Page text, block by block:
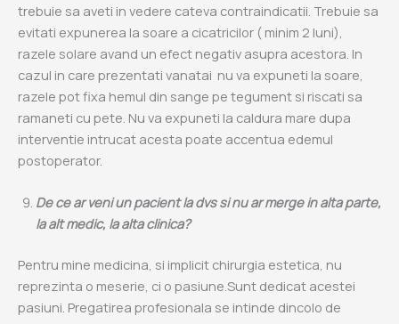
trebuie sa aveti in vedere cateva contraindicatii. Trebuie sa
evitati expunerea la soare a cicatricilor ( minim 2 luni),
razele solare avand un efect negativ asupra acestora. In
cazul in care prezentati vanatai nu va expuneti la soare,
razele pot fixa hemul din sange pe tegument si riscati sa
ramaneti cu pete. Nu va expuneti la caldura mare dupa
interventie intrucat acesta poate accentua edemul
postoperator.
De ce ar veni un pacient la dvs si nu ar merge in alta parte,
la alt medic, la alta clinica?
Pentru mine medicina, si implicit chirurgia estetica, nu
reprezinta o meserie, ci o pasiune.Sunt dedicat acestei
pasiuni. Pregatirea profesionala se intinde dincolo de